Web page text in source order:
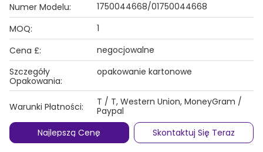
Numer Modelu:
1750044668/01750044668
MOQ:
1
Cena £:
negocjowalne
Szczegóły
Opakowania:
opakowanie kartonowe
Warunki Płatności:
T / T, Western Union, MoneyGram /
Paypal
Najlepszą Cenę
Skontaktuj Się Teraz